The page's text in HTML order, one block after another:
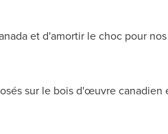
et d'amortir le choc pour
sur le bois d'œuvre canadien